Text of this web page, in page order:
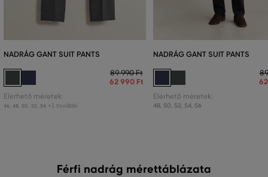
NADRÁG GANT SUIT PANTS
89 990 Ft
62 990 Ft
Elérhető méretek:
46 48 50 52 54 +1 további
NADRÁG GANT SUIT PANTS
Elérhető méretek:
48, 50, 52, 54, 56
Férfi nadrág mérettáblázata